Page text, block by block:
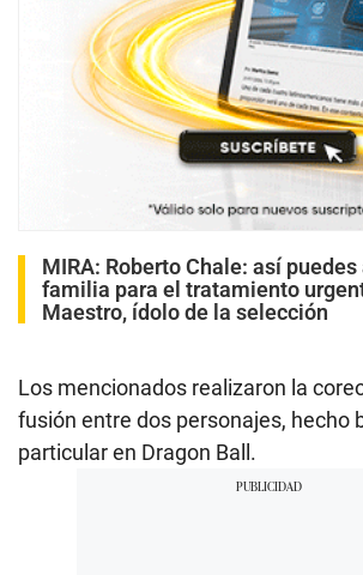
MIRA: Roberto Chale: así puedes
familia para el tratamiento
Maestro, ídolo de la selección
Los mencionados realizaron la
fusión entre dos personajes, hecho
particular en Dragon Ball.